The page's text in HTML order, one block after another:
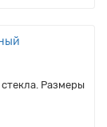
Размеры